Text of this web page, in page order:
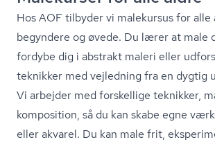
Hos AOF tilbyder vi malekursus for alle
begyndere og øvede. Du lærer at male
fordybe dig i abstrakt maleri eller
teknikker med vejledning fra en dygtig
Vi arbejder med forskellige teknikker,
komposition, så du kan skabe egne
eller akvarel. Du kan male frit,